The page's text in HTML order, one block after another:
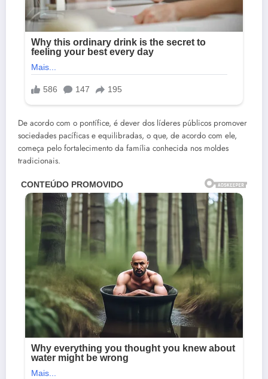
De acordo com o pontífice, é dever dos líderes públicos promover
sociedades pacíficas e equilibradas, o que, de acordo com ele,
começa pelo fortalecimento da família conhecida nos moldes
tradicionais.